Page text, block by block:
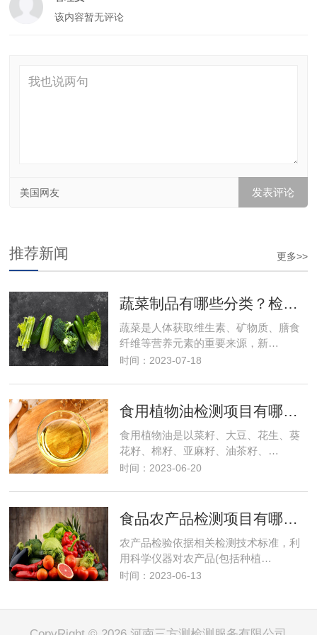
该内容暂无评论
美国网友
更多>>
推荐新闻
蔬菜制品有哪些分类？检测项目有哪些？食品检测
蔬菜是人体获取维生素、矿物质、膳食
纤维等营养元素的重要来源，新…
时间：2023-07-18
食用植物油检测项目有哪些？需要多少钱？
食用植物油是以菜籽、大豆、花生、葵
花籽、棉籽、亚麻籽、油茶籽、…
时间：2023-06-20
食品农产品检测项目有哪些及费用
农产品检验依据相关检测技术标准，利
用科学仪器对农产品(包括种植…
时间：2023-06-13